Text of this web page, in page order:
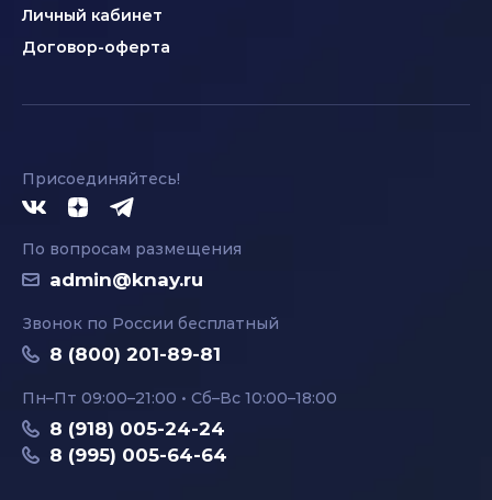
Личный кабинет
Договор-оферта
Присоединяйтесь!
По вопросам размещения
admin@knay.ru
Звонок по России бесплатный
8 (800) 201-89-81
Пн–Пт 09:00–21:00 • Сб–Вс 10:00–18:00
8 (918) 005-24-24
8 (995) 005-64-64